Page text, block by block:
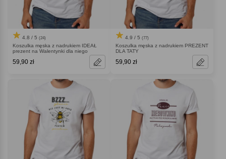
4.8 / 5 (24)
Koszulka męska z nadrukiem IDEAŁ
prezent na Walentynki dla niego
59,90 zł
4.9 / 5 (77)
Koszulka męska z nadrukiem PREZENT
DLA TATY
59,90 zł